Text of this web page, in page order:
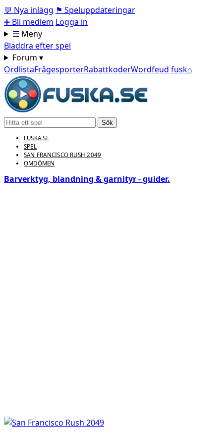
💬 Nya inlägg ⚑ Speluppdateringar
➕ Bli medlem Logga in
☰ Meny
Bläddra efter spel
Forum ▾
OrdlistaFrågesporterRabattkoderWordfeud fusk⌂
Sök
FUSKA.SE
SPEL
SAN FRANCISCO RUSH 2049
OMDÖMEN
Barverktyg, blandning & garnityr - guider.